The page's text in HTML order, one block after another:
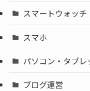
スマートウォッチ
スマホ
パソコン・タブレ
ブログ運営